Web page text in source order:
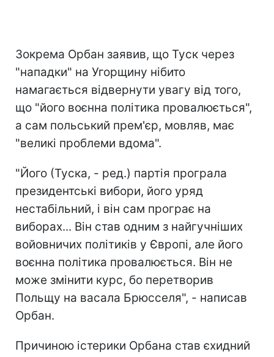
Зокрема Орбан заявив, що Туск через
"нападки" на Угорщину нібито
намагається відвернути увагу від того,
що "його воєнна політика провалюється",
а сам польський прем'єр, мовляв, має
"великі проблеми вдома".
"Його (Туска, - ред.) партія програла
президентські вибори, його уряд
нестабільний, і він сам програє на
виборах... Він став одним з найгучніших
войовничих політиків у Європі, але його
воєнна політика провалюється. Він не
може змінити курс, бо перетворив
Польщу на васала Брюсселя", - написав
Орбан.
Причиною істерики Орбана став єхидний